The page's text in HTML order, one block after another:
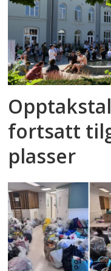
fortsatt
plasser